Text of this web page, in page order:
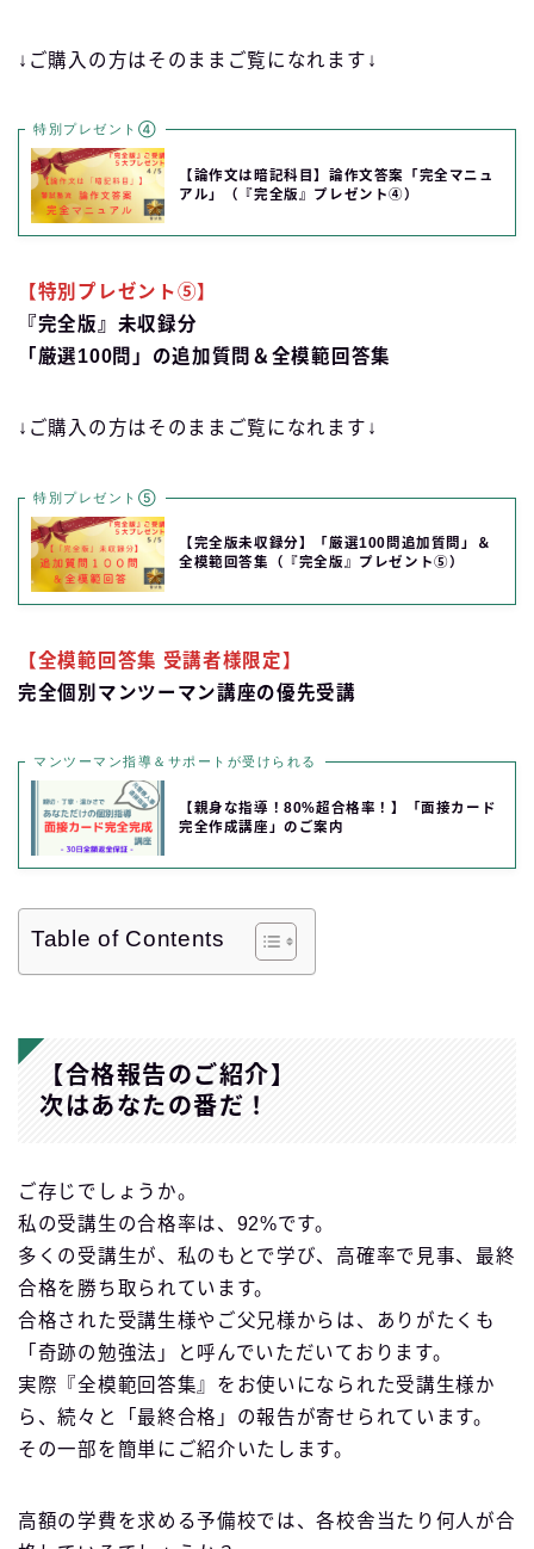
↓ご購入の方はそのままご覧になれます↓
特別プレゼント④
【論作文は暗記科目】論作文答案「完全マニュ
アル」（『完全版』プレゼント④）
【特別プレゼント⑤】
『完全版』未収録分
「厳選100問」の追加質問＆全模範回答集
↓ご購入の方はそのままご覧になれます↓
特別プレゼント⑤
【完全版未収録分】「厳選100問追加質問」＆
全模範回答集（『完全版』プレゼント⑤）
【全模範回答集 受講者様限定】
完全個別マンツーマン講座の優先受講
マンツーマン指導＆サポートが受けられる
【親身な指導！80%超合格率！】「面接カード
完全作成講座」のご案内
Table of Contents
【合格報告のご紹介】
次はあなたの番だ！
ご存じでしょうか。
私の受講生の合格率は、92%です。
多くの受講生が、私のもとで学び、高確率で見事、最終
合格を勝ち取られています。
合格された受講生様やご父兄様からは、ありがたくも
「奇跡の勉強法」と呼んでいただいております。
実際『全模範回答集』をお使いになられた受講生様か
ら、続々と「最終合格」の報告が寄せられています。
その一部を簡単にご紹介いたします。
高額の学費を求める予備校では、各校舎当たり何人が合